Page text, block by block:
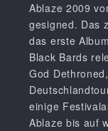
Ablaze 2009
gesigned. Das
das erste
Black Bards
God
einige
Ablaze bis auf